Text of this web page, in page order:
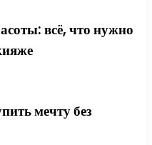
всё, что нужно
мечту без